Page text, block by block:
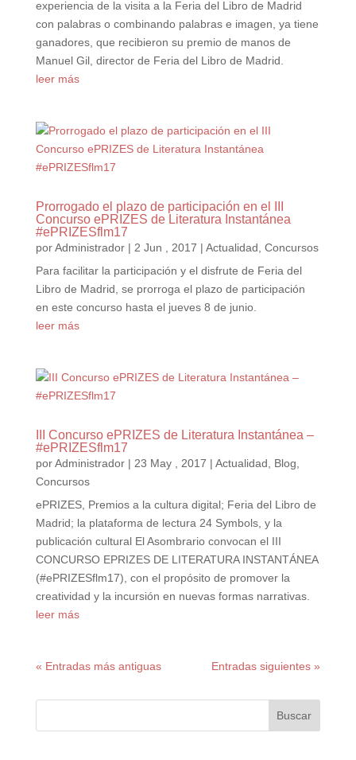
experiencia de la visita a la Feria del Libro de Madrid
con palabras o combinando palabras e imagen, ya tiene
ganadores, que recibieron su premio de manos de
Manuel Gil, director de Feria del Libro de Madrid.
leer más
Prorrogado el plazo de participación en el III
Concurso ePRIZES de Literatura Instantánea
#ePRIZESflm17
porAdministrador| 2 Jun , 2017 | Actualidad Concursos
Para facilitar la participación y el disfrute de Feria del
Libro de Madrid, se prorroga el plazo de participación
en este concurso hasta el jueves 8 de junio.
leer más
III Concurso ePRIZES de Literatura Instantánea –
#ePRIZESflm17
porAdministrador| 23 May , 2017 | Actualidad Blog
Concursos
ePRIZES, Premios a la cultura digital; Feria del Libro de
Madrid; la plataforma de lectura 24 Symbols, y la
publicación cultural El Asombrario convocan el III
CONCURSO EPRIZES DE LITERATURA INSTANTÁNEA
(#ePRIZESflm17), con el propósito de promover la
creatividad y la incursión en nuevas formas narrativas.
leer más
« Entradas más antiguas Entradas siguientes »